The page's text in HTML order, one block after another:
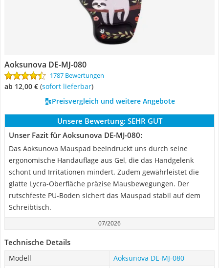
Aoksunova DE-MJ-080
1787 Bewertungen
ab 12,00 € ( Sofort lieferbar)
Preisvergleich und weitere Angebote
Unsere Bewertung: SEHR GUT
Unser Fazit für Aoksunova DE-MJ-080:
Das Aoksunova Mauspad beeindruckt uns durch seine
ergonomische Handauflage aus Gel, die das Handgelenk
schont und Irritationen mindert. Zudem gewährleistet die
glatte Lycra-Oberfläche präzise Mausbewegungen. Der
rutschfeste PU-Boden sichert das Mauspad stabil auf dem
Schreibtisch.
07/2026
Technische Details
Modell
Aoksunova DE-MJ-080